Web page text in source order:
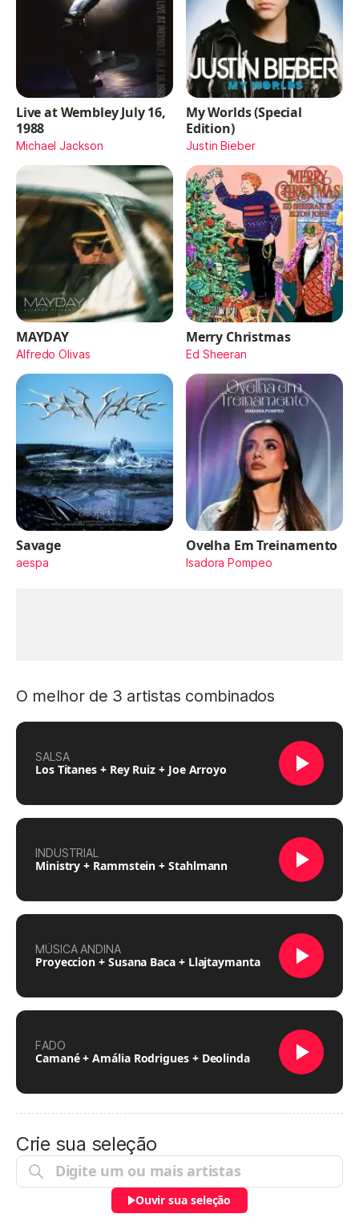
Live at Wembley July 16,
1988
Michael Jackson
My Worlds (Special
Edition)
Justin Bieber
MAYDAY
Alfredo Olivas
Merry Christmas
Ed Sheeran
Savage
aespa
Ovelha Em Treinamento
Isadora Pompeo
O melhor de 3 artistas combinados
SALSA
Los Titanes + Rey Ruiz + Joe Arroyo
INDUSTRIAL
Ministry + Rammstein + Stahlmann
MÚSICA ANDINA
Proyeccion + Susana Baca + Llajtaymanta
FADO
Camané + Amália Rodrigues + Deolinda
Crie sua seleção
Ouvir sua seleção